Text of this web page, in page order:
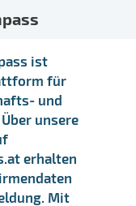
ist
für
und
unsere
erhalten
Mit